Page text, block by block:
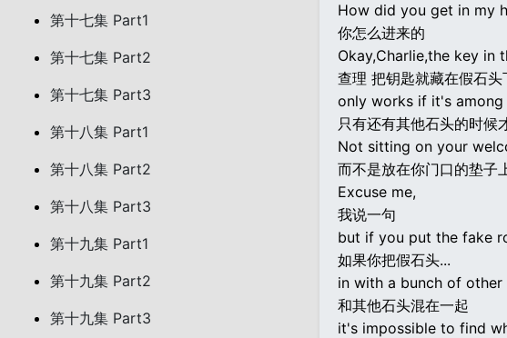
第十七集 Part1
第十七集 Part2
第十七集 Part3
第十八集 Part1
第十八集 Part2
第十八集 Part3
第十九集 Part1
第十九集 Part2
第十九集 Part3
How did you get in my
你怎么进来的
Okay,Charlie,the key in
查理 把钥匙就藏在假石头
only works if it's among
只有还有其他石头的时候
Not sitting on your
而不是放在你门口的垫子
Excuse me,
我说一句
but if you put the fake
如果你把假石头...
in with a bunch of other
和其他石头混在一起
it's impossible to find